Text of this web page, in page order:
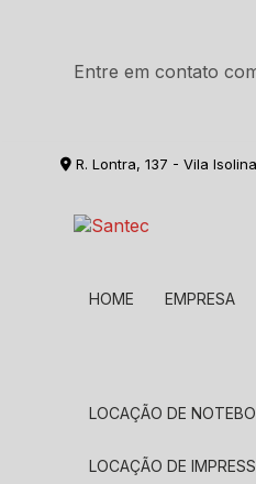
Entre em contato
R. Lontra, 137 - Vila
HOME EMPRESA
LOCAÇÃO DE
LOCAÇÃO DE